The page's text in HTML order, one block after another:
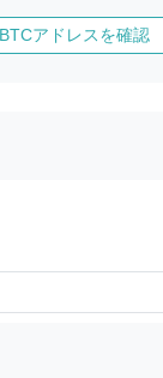
BTCアドレスを確認